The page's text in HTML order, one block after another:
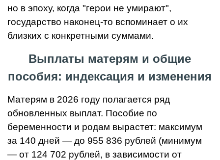
но в эпоху, когда "герои не умирают",
государство наконец-то вспоминает о их
близких с конкретными суммами.
Выплаты матерям и общие
пособия: индексация и изменения
Матерям в 2026 году полагается ряд
обновленных выплат. Пособие по
беременности и родам вырастет: максимум
за 140 дней — до 955 836 рублей (минимум
— от 124 702 рублей, в зависимости от